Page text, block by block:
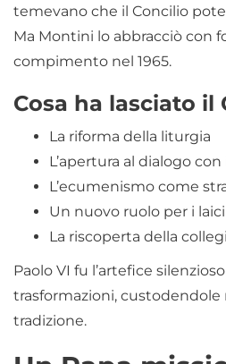
temevano che il Concilio
Ma Montini lo abbracciò con
compimento nel 1965.
Cosa ha lasciato il
La riforma della liturgia
L’apertura al dialogo
L’ecumenismo come
Un nuovo ruolo per i
La riscoperta della
Paolo VI fu l’artefice
trasformazioni, custodendole
tradizione.